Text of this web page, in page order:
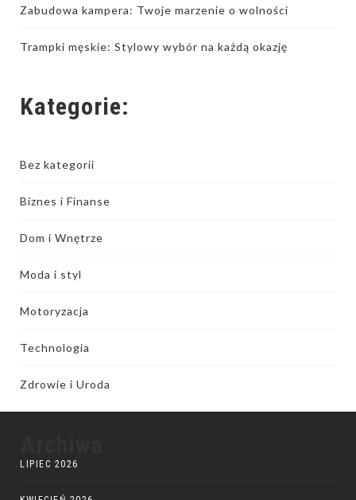
Zabudowa kampera: Twoje marzenie o wolności
Trampki męskie: Stylowy wybór na każdą okazję
Kategorie:
Bez kategorii
Biznes i Finanse
Dom i Wnętrze
Moda i styl
Motoryzacja
Technologia
Zdrowie i Uroda
LIPIEC 2026